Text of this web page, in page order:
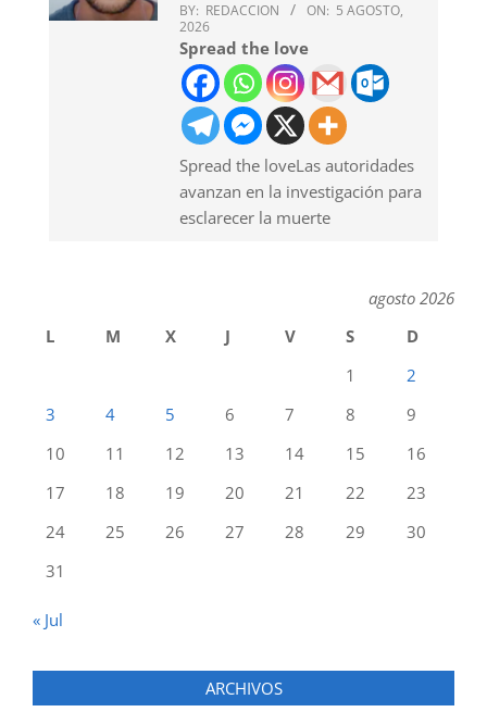
BY: REDACCION ON: 5 AGOSTO,
2026
Spread the love
Spread the loveLas autoridades
avanzan en la investigación para
esclarecer la muerte
agosto 2026
L
M X J V S
D
1
2
3
4 5 6 7 8
9
10
11 12 13 14 15
16
17
18 19 20 21 22
23
24
25 26 27 28 29
30
31
« Jul
ARCHIVOS